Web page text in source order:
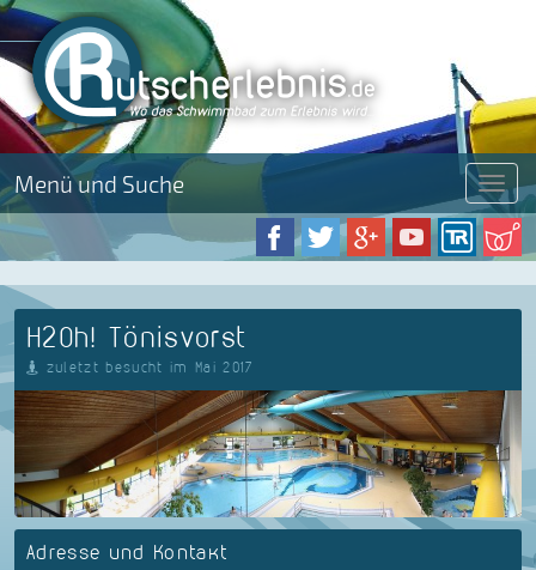
Menü und Suche Menü
H2Oh! Tönisvorst
zuletzt besucht im Mai 2017
Adresse und Kontakt